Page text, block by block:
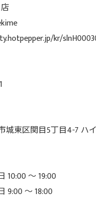
kr/
城東区関目5丁目4-7 ハ
10:00 ～ 19:00
9:00 ～ 18:00